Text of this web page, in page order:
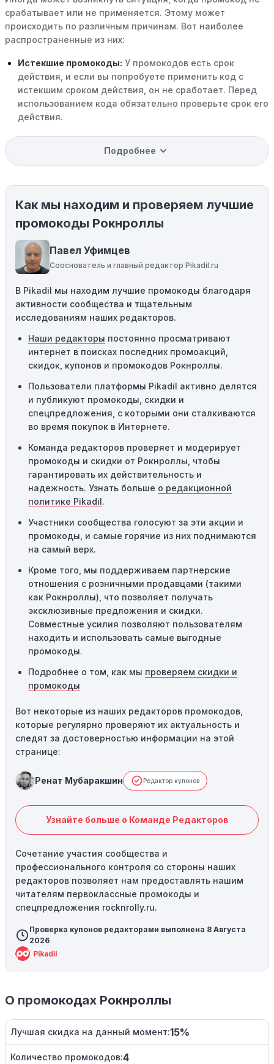
срабатывает или не применяется. Этому может
происходить по различным причинам. Вот наиболее
распространенные из них:
Истекшие промокоды: У промокодов есть срок
действия, и если вы попробуете применить код с
истекшим сроком действия, он не сработает. Перед
использованием кода обязательно проверьте срок его
действия.
Уже со скидкой:В некоторых случаях интересующий
вас товар может быть уже со скидкой. Некоторые
магазины предлагают скидки и акции напрямую, без
Ограничения на использование промокода:
Некоторые промокоды распространяются только на
определенные товары, бренды или категории. Если вы
пытаетесь применить код к товару, не
соответствующему критериям, он не сработает.
промокоды требуют соблюдения минимального
порога покупки, чтобы получить право на скидку. Если
сумма в корзине не соответствует указанному порогу,
код не сработает.
Географические ограничения:Действие некоторых
промокодов может быть ограничено определенными
местами или регионами. Если вы находитесь за
пределами указанного региона, то код не будет
применяться.
предназначены только для однократного
использования. Если код уже был использован кем-то
другим, он не будет действовать повторно.
Технические сбои:
привести к неработоспособности кодов промокодов. В
таких случаях следует обратиться за помощью в
службу поддержки.
Подробнее
Как мы находим и проверяем лучшие
промокоды Рокнроллы
Павел Уфимцев
Сооснователь и главный редактор Pikadil.ru
В Pikadil мы находим лучшие промокоды благодаря
активности сообщества и тщательным
исследованиям наших редакторов.
Наши редакторы постоянно просматривают
интернет в поисках последних промоакций,
скидок, купонов и промокодов Рокнроллы.
Пользователи платформы Pikadil активно делятся
и публикуют промокоды, скидки и
спецпредложения, с которыми они сталкиваются
во время покупок в Интернете.
Команда редакторов проверяет и модерирует
промокоды и скидки от Рокнроллы, чтобы
гарантировать их действительность и
надежность. Узнать больше о редакционной
политике Pikadil.
Участники сообщества голосуют за эти акции и
промокоды, и самые горячие из них поднимаются
на самый верх.
Кроме того, мы поддерживаем партнерские
отношения с розничными продавцами (такими
как Рокнроллы), что позволяет получать
эксклюзивные предложения и скидки.
Совместные усилия позволяют пользователям
находить и использовать самые выгодные
промокоды.
Подробнее о том, как мы проверяем скидки и
промокоды
Вот некоторые из наших редакторов промокодов,
которые регулярно проверяют их актуальность и
следят за достоверностью информации на этой
странице:
Ренат Мубаракшин Редактор купонов
Узнайте больше о Команде Редакторов
Сочетание участия сообщества и
профессионального контроля со стороны наших
редакторов позволяет нам предоставлять нашим
читателям первоклассные промокоды и
спецпредложения rocknrolly.ru.
Проверка купонов редакторами выполнена 8 Августа
2026
О промокодах Рокнроллы
Лучшая скидка на данный момент:15%
Количество промокодов:4